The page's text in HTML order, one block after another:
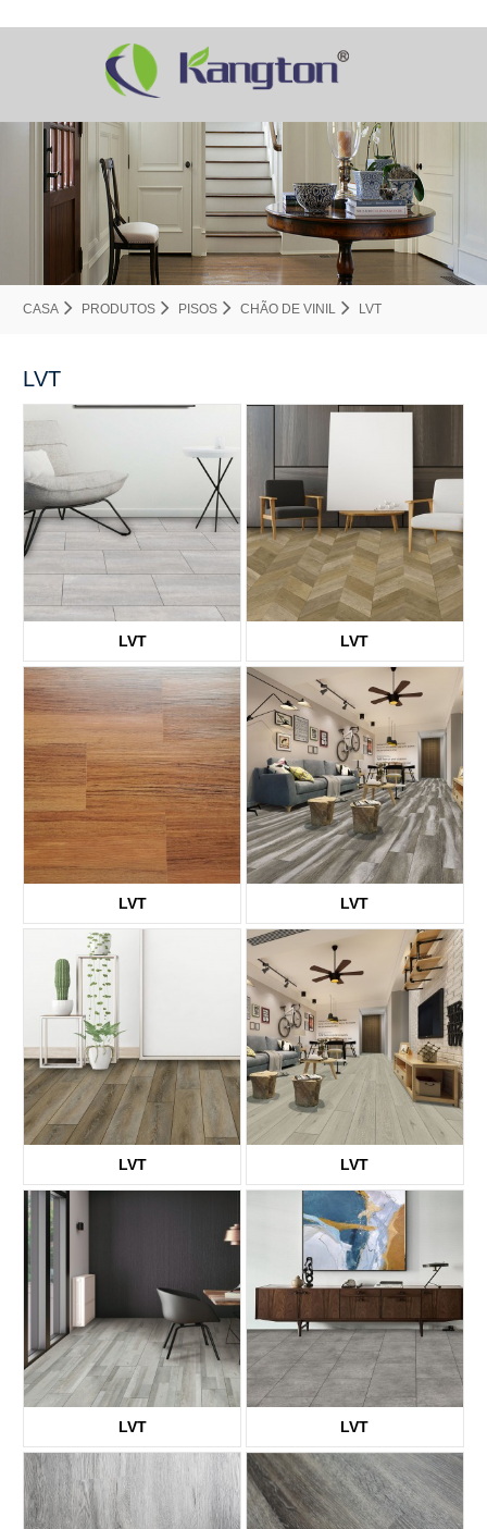
CASA PRODUTOS PISOS CHÃO DE VINIL LVT
LVT
LVT
KTV8010
LVT
KTV8014
LVT
KTV1661
LVT
KTV8002
LVT LVT
KTV8006
LVT
KTV8007
LVT
KTV8009